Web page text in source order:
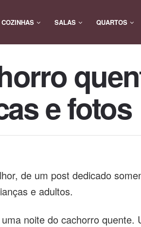
COZINHAS SALAS QUARTOS
e fotos
de um post dedicado
e adultos.
noite do cachorro quente.